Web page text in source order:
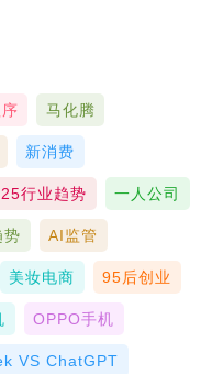
马化腾
新消费
行业趋势 一人公司
势 AI监管
美妆电商 95后创业
OPPO手机
VS ChatGPT